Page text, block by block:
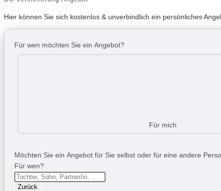
Hier können Sie sich kostenlos & unverbindlich ein persönliches
Für wen möchten Sie ein Angebot?
Für mich
Möchten Sie ein Angebot für Sie selbst oder für eine andere
Für wen?
Zurück